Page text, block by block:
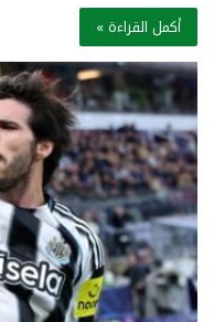
أكمل القراءة »